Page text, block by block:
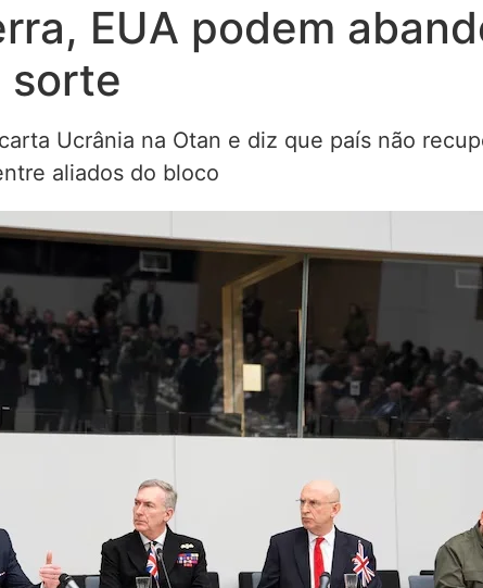
EUA podem
sorte
Ucrânia na Otan e diz que país não
aliados do bloco